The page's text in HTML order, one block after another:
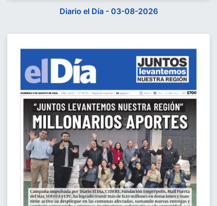
Diario el Día - 03-08-2026